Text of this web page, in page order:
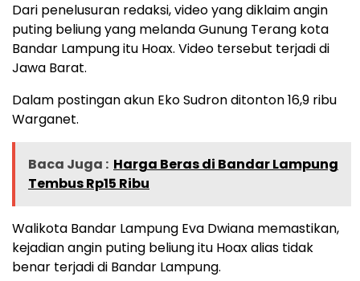
Dari penelusuran redaksi, video yang diklaim angin
puting beliung yang melanda Gunung Terang kota
Bandar Lampung itu Hoax. Video tersebut terjadi di
Jawa Barat.
Dalam postingan akun Eko Sudron ditonton 16,9 ribu
Warganet.
Baca Juga : Harga Beras di Bandar Lampung
Tembus Rp15 Ribu
Walikota Bandar Lampung Eva Dwiana memastikan,
kejadian angin puting beliung itu Hoax alias tidak
benar terjadi di Bandar Lampung.